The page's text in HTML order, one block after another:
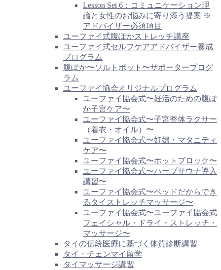
Lesson Set 6：コミュニケーション理
論と女性のお悩みに寄り添う提案 ※
アドバイザー必須項目
ユーファイ式腹ぽかストレッチ講座
ユーファイ式セルフケアアドバイザー養成
プログラム
腹ぽか〜ソルトポット〜サポータープログ
ラム
ユーファイ協会オリジナルプログラム
ユーファイ協会式〜妊活のための腹ぽ
か子宮ケア〜
ユーファイ協会式〜子宮整体ラクサー
（着衣・オイル）〜
ユーファイ協会式〜妊婦・マタニティ
ケア〜
ユーファイ協会式〜ホットブロック〜
ユーファイ協会式〜ハーブサウナ導入
講習〜
ユーファイ協会式〜ベッドだからでき
るタイストレッチマッサージ〜
ユーファイ協会式〜ユーファイ協会式
フェイシャル・ドライ・ストレッチ・
マッサージ〜
タイの伝統医療に基づく体質診断講習
タイ・チェンマイ留学
タイマッサージ講習